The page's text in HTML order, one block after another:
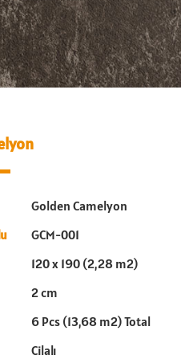
Golden Camelyon
GCM-001
120 x 190 (2,28 m2)
2 cm
6 Pcs (13,68 m2) Total
Cilalı